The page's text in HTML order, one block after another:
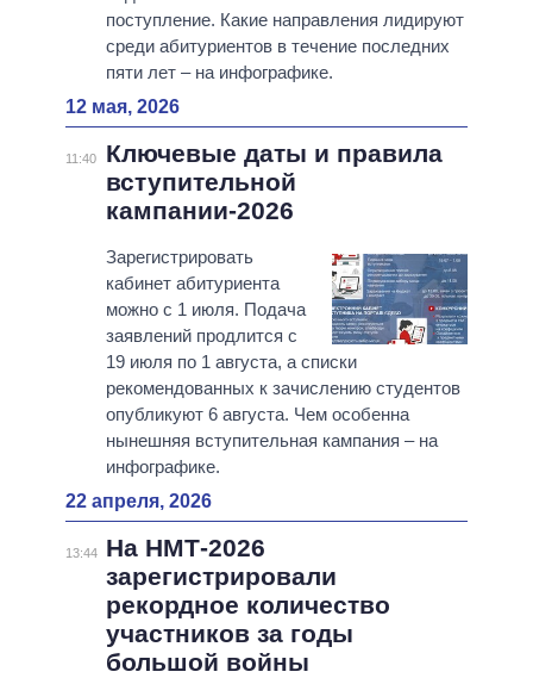
поступление. Какие направления лидируют
среди абитуриентов в течение последних
пяти лет – на инфографике.
12 мая, 2026
11:40
Ключевые даты и правила
вступительной
кампании-2026
Зарегистрировать
кабинет абитуриента
можно с 1 июля. Подача
заявлений продлится с
19 июля по 1 августа, а списки
рекомендованных к зачислению студентов
опубликуют 6 августа. Чем особенна
нынешняя вступительная кампания – на
инфографике.
22 апреля, 2026
13:44
На НМТ-2026
зарегистрировали
рекордное количество
участников за годы
большой войны